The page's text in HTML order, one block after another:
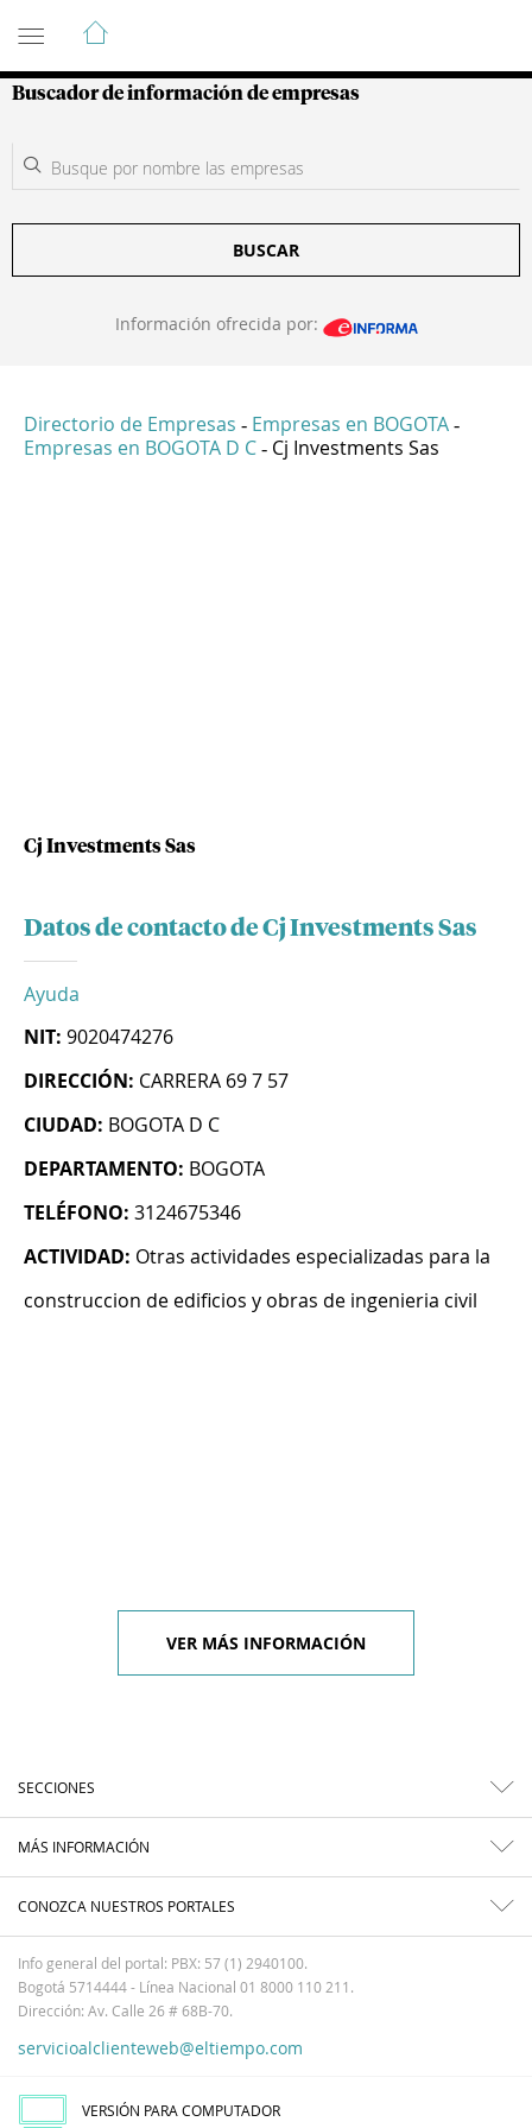
Guía de Empresas Colombianas
Buscador de información de empresas
BUSCAR
Información ofrecida por:
Directorio de Empresas - Empresas en BOGOTA -
Empresas en BOGOTA D C - Cj Investments Sas
Cj Investments Sas
Datos de contacto de Cj Investments Sas
Ayuda
NIT: 9020474276
DIRECCIÓN: CARRERA 69 7 57
CIUDAD: BOGOTA D C
DEPARTAMENTO: BOGOTA
TELÉFONO: 3124675346
ACTIVIDAD: Otras actividades especializadas para la
construccion de edificios y obras de ingenieria civil
VER MÁS INFORMACIÓN
SECCIONES
MÁS INFORMACIÓN
CONOZCA NUESTROS PORTALES
Info general del portal: PBX: 57 (1) 2940100.
Bogotá 5714444 - Línea Nacional 01 8000 110 211.
Dirección: Av. Calle 26 # 68B-70.
servicioalclienteweb@eltiempo.com
VERSIÓN PARA COMPUTADOR